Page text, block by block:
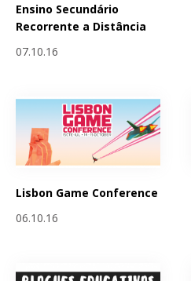
Ensino Secundário
Recorrente a Distância
07.10.16
Lisbon Game Conference
06.10.16